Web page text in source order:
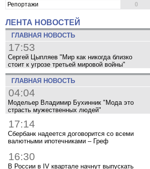
Репортажи
0
ЛЕНТА НОВОСТЕЙ
ГЛАВНАЯ НОВОСТЬ
17:53
Сергей Цыпляев "Мир как никогда близко
стоит к угрозе третьей мировой войны"
ГЛАВНАЯ НОВОСТЬ
04:04
Модельер Владимир Бухинник "Мода это
страсть мужественных людей"
17:14
Сбербанк надеется договорится со всеми
валютными ипотечниками – Греф
16:30
В России в IV квартале начнут выпускать